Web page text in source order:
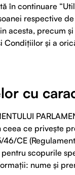
în continuare
respective
acesta, precum
Condițiilor și a
cu
ce privește
CE
scopurile
nume și